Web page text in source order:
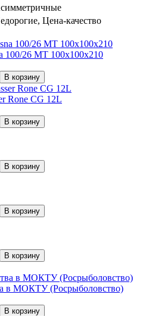
Цена-качество
100/26 МТ 100х100х210
Rone CG 12L
в МОКТУ (Росрыболовство)